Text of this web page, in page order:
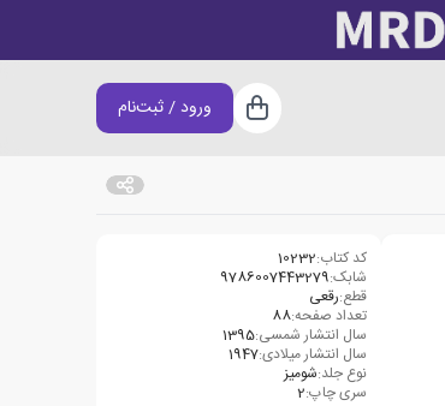
سبد خرید
ورود / ثبت‌نام
کد کتاب:10232
شابک:9786007443279
قطع:رقعی
تعداد صفحه:88
سال انتشار شمسی:1395
سال انتشار میلادی:1947
نوع جلد:شومیز
سری چاپ:2